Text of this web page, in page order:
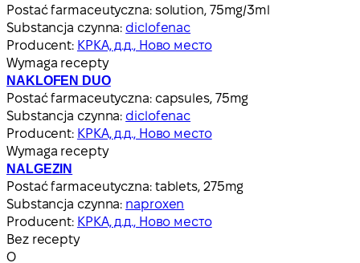
Postać farmaceutyczna: solution, 75mg/3ml
Substancja czynna: diclofenac
Producent: КРКА, д.д., Ново место
Wymaga recepty
NAKLOFEN DUO
Postać farmaceutyczna: capsules, 75mg
Substancja czynna: diclofenac
Producent: КРКА, д.д., Ново место
Wymaga recepty
NALGEZIN
Postać farmaceutyczna: tablets, 275mg
Substancja czynna: naproxen
Producent: КРКА, д.д., Ново место
Bez recepty
О